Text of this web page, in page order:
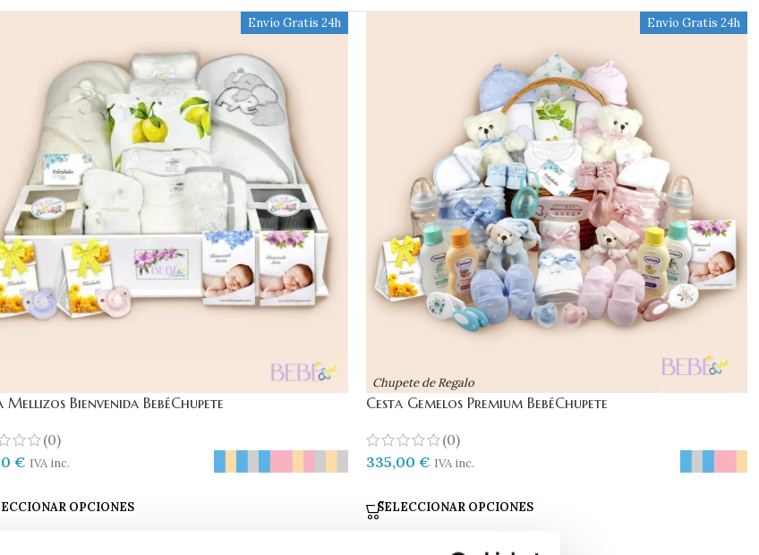
Envío Gratis 24h
Mellizos Bienvenida BebéChupete
(0)
€ IVA inc.
OPCIONES
Chupete de Regalo
Envío Gratis 24h
Cesta Gemelos Premium BebéChupete
(0)
335,00 € IVA inc.
SELECCIONAR OPCIONES